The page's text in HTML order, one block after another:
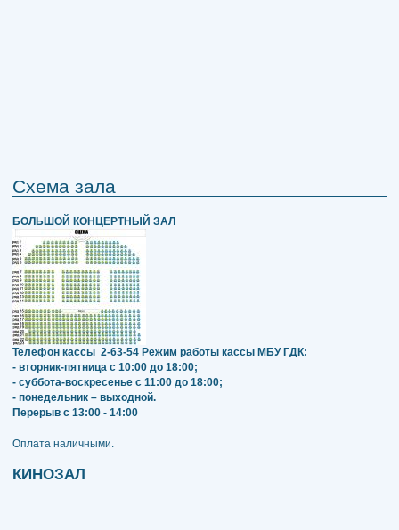
Схема зала
БОЛЬШОЙ КОНЦЕРТНЫЙ ЗАЛ
Телефон кассы 2-63-54 Режим работы кассы МБУ ГДК:
- вторник-пятница с 10:00 до 18:00;
- суббота-воскресенье с 11:00 до 18:00;
- понедельник – выходной.
Перерыв с 13:00 - 14:00
​​​​​​​Оплата наличными.
КИНОЗАЛ